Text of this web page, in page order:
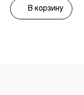
В корзину